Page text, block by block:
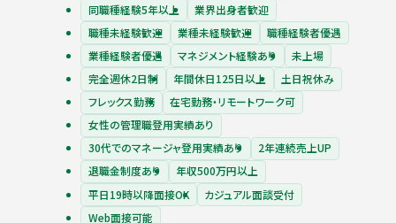
同職種経験5年以上
業界出身者歓迎
職種未経験歓迎
業種未経験歓迎
職種経験者優遇
業種経験者優遇
マネジメント経験あり
未上場
完全週休2日制
年間休日125日以上
土日祝休み
フレックス勤務
在宅勤務・リモートワーク可
女性の管理職登用実績あり
30代でのマネージャ登用実績あり
2年連続売上UP
退職金制度あり
年収500万円以上
平日19時以降面接OK
カジュアル面談受付
Web面接可能